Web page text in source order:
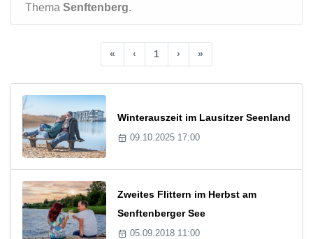
Thema Senftenberg.
« ‹ 1 › »
Winterauszeit im Lausitzer Seenland
09.10.2025 17:00
Zweites Flittern im Herbst am
Senftenberger See
05.09.2018 11:00